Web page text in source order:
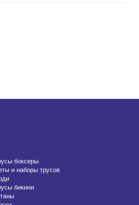
боксеры
и наборы трусов
бикини